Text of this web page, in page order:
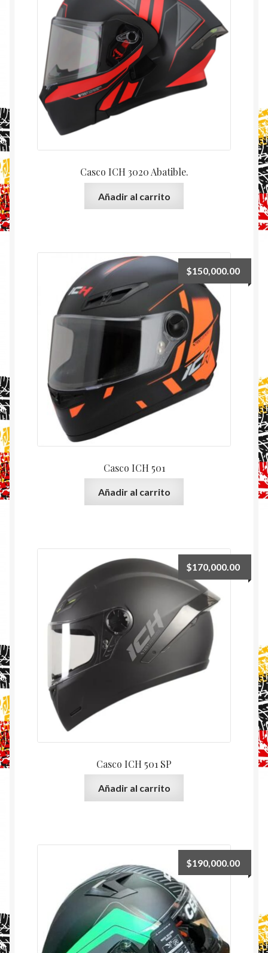
Casco ICH 3020 Abatible.
Añadir al carrito
Casco ICH 501
$150,000.00
Añadir al carrito
Casco ICH 501 SP
$170,000.00
Añadir al carrito
$190,000.00